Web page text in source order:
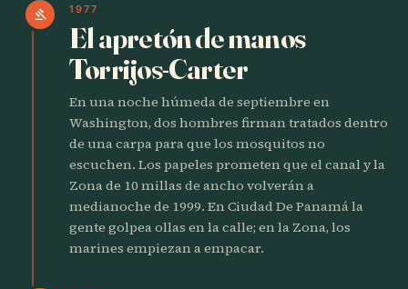
gavel 1977
El apretón de manos
Torrijos-Carter
En una noche húmeda de septiembre en
Washington, dos hombres firman tratados dentro
de una carpa para que los mosquitos no
escuchen. Los papeles prometen que el canal y la
Zona de 10 millas de ancho volverán a
medianoche de 1999. En Ciudad De Panamá la
gente golpea ollas en la calle; en la Zona, los
marines empiezan a empacar.